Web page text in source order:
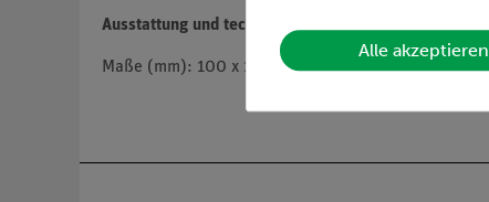
Ausstattung und technische Daten
Maße (mm): 100 x 125 x 0,03 und 100 x 125 x 0,1
Alle akzeptieren